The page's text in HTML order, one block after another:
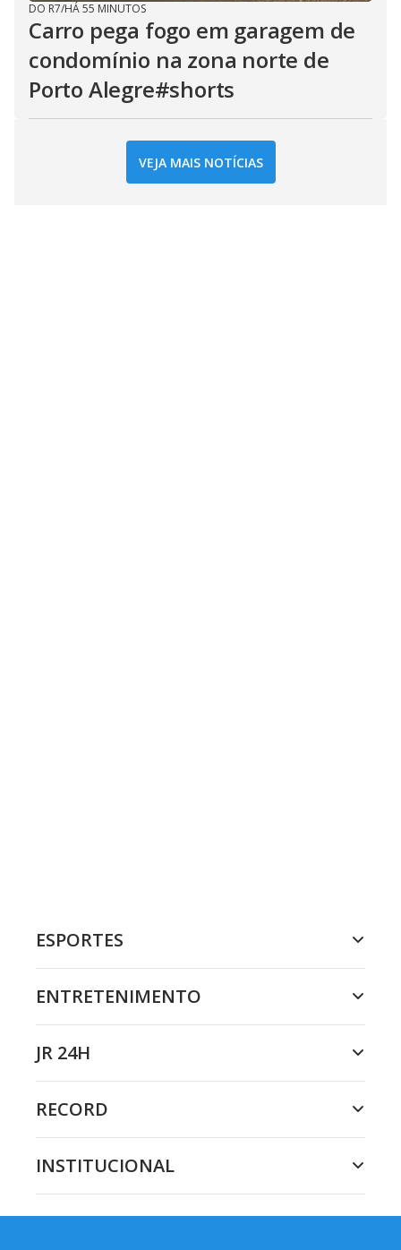
DO R7/HÁ 55 MINUTOS
Carro pega fogo em garagem de
condomínio na zona norte de
Porto Alegre#shorts
VEJA MAIS NOTÍCIAS
ESPORTES
ENTRETENIMENTO
JR 24H
RECORD
INSTITUCIONAL